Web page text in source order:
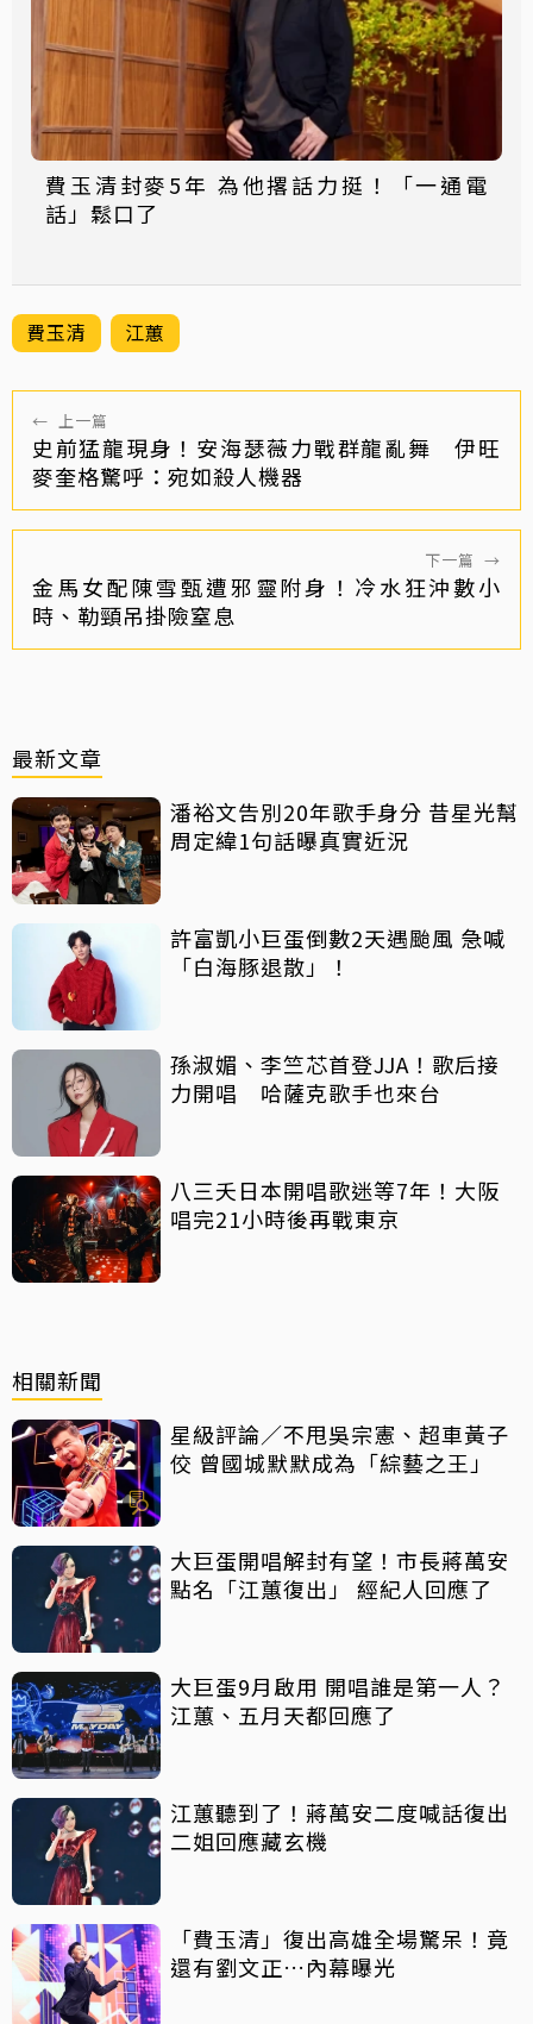
費玉清封麥5年 為他撂話力挺！「一通電
話」鬆口了
費玉清 江蕙
← 上一篇
史前猛龍現身！安海瑟薇力戰群龍亂舞 伊旺
麥奎格驚呼：宛如殺人機器
下一篇 →
金馬女配陳雪甄遭邪靈附身！冷水狂沖數小
時、勒頸吊掛險窒息
最新文章
潘裕文告別20年歌手身分 昔星光幫
周定緯1句話曝真實近況
許富凱小巨蛋倒數2天遇颱風 急喊
「白海豚退散」！
孫淑媚、李竺芯首登JJA！歌后接
力開唱 哈薩克歌手也來台
八三夭日本開唱歌迷等7年！大阪
唱完21小時後再戰東京
相關新聞
星級評論／不甩吳宗憲、超車黃子
佼 曾國城默默成為「綜藝之王」
大巨蛋開唱解封有望！市長蔣萬安
點名「江蕙復出」 經紀人回應了
大巨蛋9月啟用 開唱誰是第一人？
江蕙、五月天都回應了
江蕙聽到了！蔣萬安二度喊話復出
二姐回應藏玄機
「費玉清」復出高雄全場驚呆！竟
還有劉文正…內幕曝光